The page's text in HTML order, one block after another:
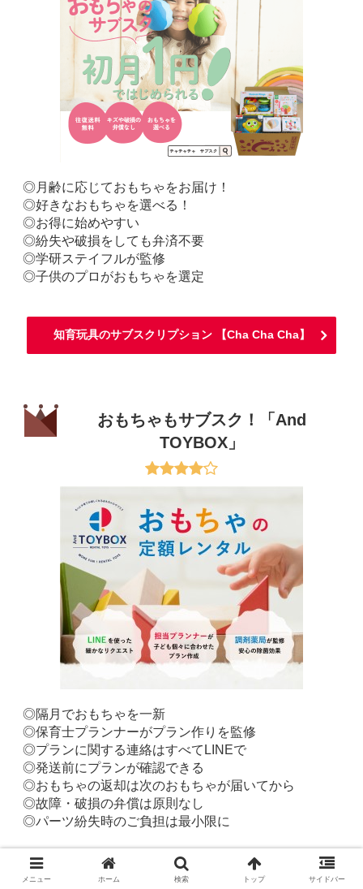
◎月齢に応じておもちゃをお届け！
◎好きなおもちゃを選べる！
◎お得に始めやすい
◎紛失や破損をしても弁済不要
◎学研ステイフルが監修
◎子供のプロがおもちゃを選定
知育玩具のサブスクリプション 【Cha Cha Cha】
おもちゃもサブスク！「And
TOYBOX」
◎隔月でおもちゃを一新
◎保育士プランナーがプラン作りを監修
◎プランに関する連絡はすべてLINEで
◎発送前にプランが確認できる
◎おもちゃの返却は次のおもちゃが届いてから
◎故障・破損の弁償は原則なし
◎パーツ紛失時のご負担は最小限に
おもちゃレンタルサービス「And TOYBOX」
メニュー ホーム 検索 トップ サイドバー